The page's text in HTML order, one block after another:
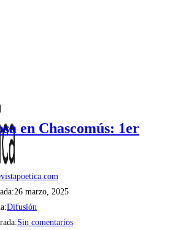
en Chascomús: 1er
26 marzo, 2025
Difusión
Sin comentarios